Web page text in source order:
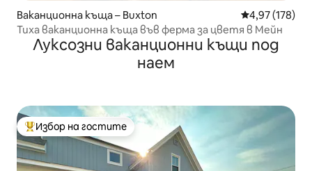
Ваканционна къща – Buxton Средна
4,97 (178)
Тиха ваканционна къща във ферма за цветя в Мейн
Луксозни ваканционни къщи под
наем
Най-популярен избор на гостите
Избор на гостите